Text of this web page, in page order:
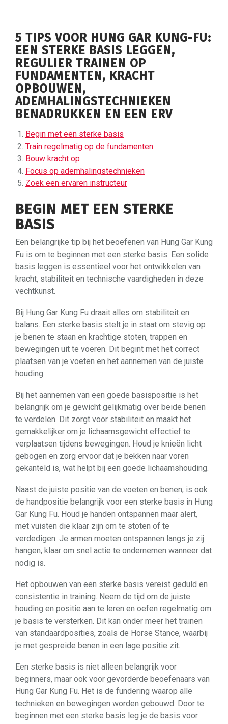
5 TIPS VOOR HUNG GAR KUNG-FU:
EEN STERKE BASIS LEGGEN,
REGULIER TRAINEN OP
FUNDAMENTEN, KRACHT
OPBOUWEN,
ADEMHALINGSTECHNIEKEN
BENADRUKKEN EN EEN ERV
Begin met een sterke basis
Train regelmatig op de fundamenten
Bouw kracht op
Focus op ademhalingstechnieken
Zoek een ervaren instructeur
BEGIN MET EEN STERKE
BASIS
Een belangrijke tip bij het beoefenen van Hung Gar Kung
Fu is om te beginnen met een sterke basis. Een solide
basis leggen is essentieel voor het ontwikkelen van
kracht, stabiliteit en technische vaardigheden in deze
vechtkunst.
Bij Hung Gar Kung Fu draait alles om stabiliteit en
balans. Een sterke basis stelt je in staat om stevig op
je benen te staan ​​en krachtige stoten, trappen en
bewegingen uit te voeren. Dit begint met het correct
plaatsen van je voeten en het aannemen van de juiste
houding.
Bij het aannemen van een goede basispositie is het
belangrijk om je gewicht gelijkmatig over beide benen
te verdelen. Dit zorgt voor stabiliteit en maakt het
gemakkelijker om je lichaamsgewicht effectief te
verplaatsen tijdens bewegingen. Houd je knieën licht
gebogen en zorg ervoor dat je bekken naar voren
gekanteld is, wat helpt bij een goede lichaamshouding.
Naast de juiste positie van de voeten en benen, is ook
de handpositie belangrijk voor een sterke basis in Hung
Gar Kung Fu. Houd je handen ontspannen maar alert,
met vuisten die klaar zijn om te stoten of te
verdedigen. Je armen moeten ontspannen langs je zij
hangen, klaar om snel actie te ondernemen wanneer dat
nodig is.
Het opbouwen van een sterke basis vereist geduld en
consistentie in training. Neem de tijd om de juiste
houding en positie aan te leren en oefen regelmatig om
je basis te versterken. Dit kan onder meer het trainen
van standaardposities, zoals de Horse Stance, waarbij
je met gespreide benen in een lage positie zit.
Een sterke basis is niet alleen belangrijk voor
beginners, maar ook voor gevorderde beoefenaars van
Hung Gar Kung Fu. Het is de fundering waarop alle
technieken en bewegingen worden gebouwd. Door te
beginnen met een sterke basis leg je de basis voor